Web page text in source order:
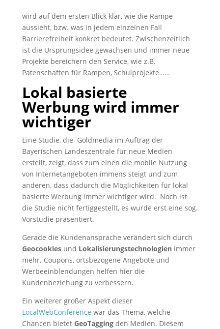
wird auf dem ersten Blick klar, wie die Rampe
aussieht, bzw. was in jedem einzelnen Fall
Barrierefreiheit konkret bedeutet. Zwischenzeitlich
ist die Ursprungsidee gewachsen und immer neue
Projekte bereichern den Service, wie z.B.
Patenschaften für Rampen, Schulprojekte……
Lokal basierte
Werbung wird immer
wichtiger
Eine Studie, die Goldmedia im Auftrag der
Bayerischen Landeszentrale für neue Medien
erstellt, zeigt, dass zum einen die mobile Nutzung
von Internetangeboten immens steigt und zum
anderen, dass dadurch die Möglichkeiten für lokal
basierte Werbung immer wichtiger wird. Noch ist
die Studie nicht fertiggestellt, es wurde erst eine sog.
Vorstudie präsentiert.
Gerade die Kundenansprache verändert sich durch
Geocookiesund Lokalisierungstechnologienimmer
mehr. Coupons, ortsbezogene Angebote und
Werbeeinblendungen helfen hier die
Kundenbeziehung zu verbessern.
Ein weiterer großer Aspekt dieser
LocalWebConference war das Thema, welche
Chancen bietet GeoTaggingden Medien. Diesem